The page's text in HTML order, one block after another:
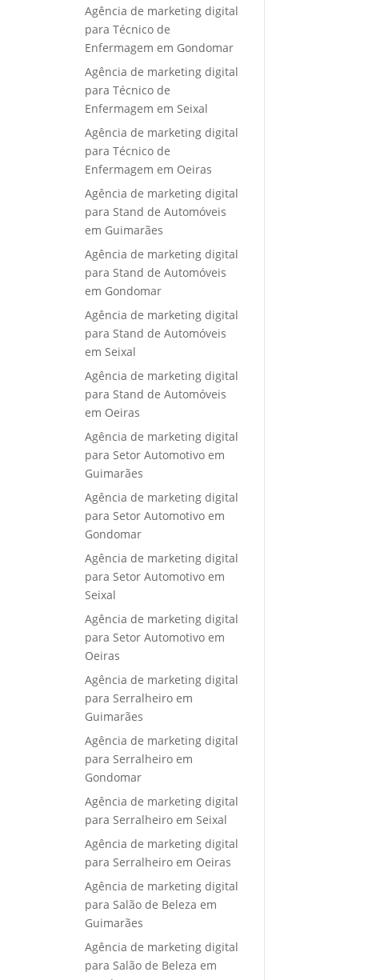
Agência de marketing digital
para Técnico de
Enfermagem em Gondomar
Agência de marketing digital
para Técnico de
Enfermagem em Seixal
Agência de marketing digital
para Técnico de
Enfermagem em Oeiras
Agência de marketing digital
para Stand de Automóveis
em Guimarães
Agência de marketing digital
para Stand de Automóveis
em Gondomar
Agência de marketing digital
para Stand de Automóveis
em Seixal
Agência de marketing digital
para Stand de Automóveis
em Oeiras
Agência de marketing digital
para Setor Automotivo em
Guimarães
Agência de marketing digital
para Setor Automotivo em
Gondomar
Agência de marketing digital
para Setor Automotivo em
Seixal
Agência de marketing digital
para Setor Automotivo em
Oeiras
Agência de marketing digital
para Serralheiro em
Guimarães
Agência de marketing digital
para Serralheiro em
Gondomar
Agência de marketing digital
para Serralheiro em Seixal
Agência de marketing digital
para Serralheiro em Oeiras
Agência de marketing digital
para Salão de Beleza em
Guimarães
Agência de marketing digital
para Salão de Beleza em